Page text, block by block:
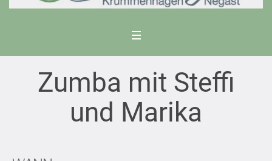
Zumba mit Steffi
und Marika